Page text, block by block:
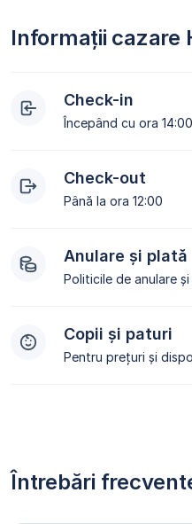
Informații cazare
Check-in
Începând cu ora 14:00
Check-out
Până la ora 12:00
Anulare și plată
Politicile de anulare
Copii și paturi
Pentru prețuri și
Întrebări